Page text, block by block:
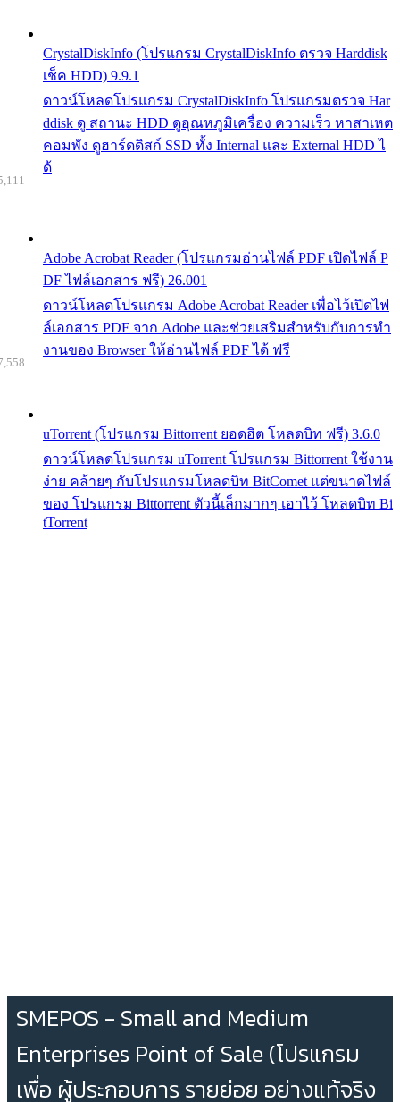
CrystalDiskInfo (โปรแกรม CrystalDiskInfo ตรวจ Harddisk
เช็ค HDD) 9.9.1
ดาวน์โหลดโปรแกรม CrystalDiskInfo โปรแกรมตรวจ Har
ddisk ดู สถานะ HDD ดูอุณหภูมิเครื่อง ความเร็ว หาสาเหต
คอมพัง ดูฮาร์ดดิสก์ SSD ทั้ง Internal และ External HDD ไ
ด้
Adobe Acrobat Reader (โปรแกรมอ่านไฟล์ PDF เปิดไฟล์ P
DF ไฟล์เอกสาร ฟรี) 26.001
ดาวน์โหลดโปรแกรม Adobe Acrobat Reader เพื่อไว้เปิดไฟ
ล์เอกสาร PDF จาก Adobe และช่วยเสริมสำหรับกับการทำ
งานของ Browser ให้อ่านไฟล์ PDF ได้ ฟรี
uTorrent (โปรแกรม Bittorrent ยอดฮิต โหลดบิท ฟรี) 3.6.0
ดาวน์โหลดโปรแกรม uTorrent โปรแกรม Bittorrent ใช้งาน
ง่าย คล้ายๆ กับโปรแกรมโหลดบิท BitComet แต่ขนาดไฟล์
ของ โปรแกรม Bittorrent ตัวนี้เล็กมากๆ เอาไว้ โหลดบิท Bi
tTorrent
SMEPOS - Small and Medium
Enterprises Point of Sale (โปรแกรม
เพื่อ ผู้ประกอบการ รายย่อย อย่างแท้จริง